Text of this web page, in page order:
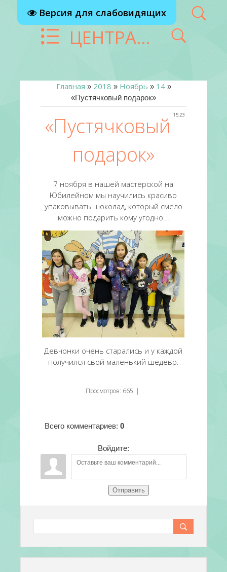
Версия для слабовидящих
ЦЕНТРАЛИЗОВАННАЯ БИБЛИОТЕЧНАЯ СИСТЕМА Г. РЕУТОВ
Главная » 2018 » Ноябрь » 14»
«Пустячковый подарок»
15:23
«Пустячковый
подарок»
7 ноября в нашей мастерской на
Юбилейном мы научились красиво
упаковывать шоколад, который смело
можно подарить кому угодно...
Девчонки очень старались и у каждой
получился свой маленький шедевр.
Просмотров: 665 |
Всего комментариев: 0
Войдите:
Отправить